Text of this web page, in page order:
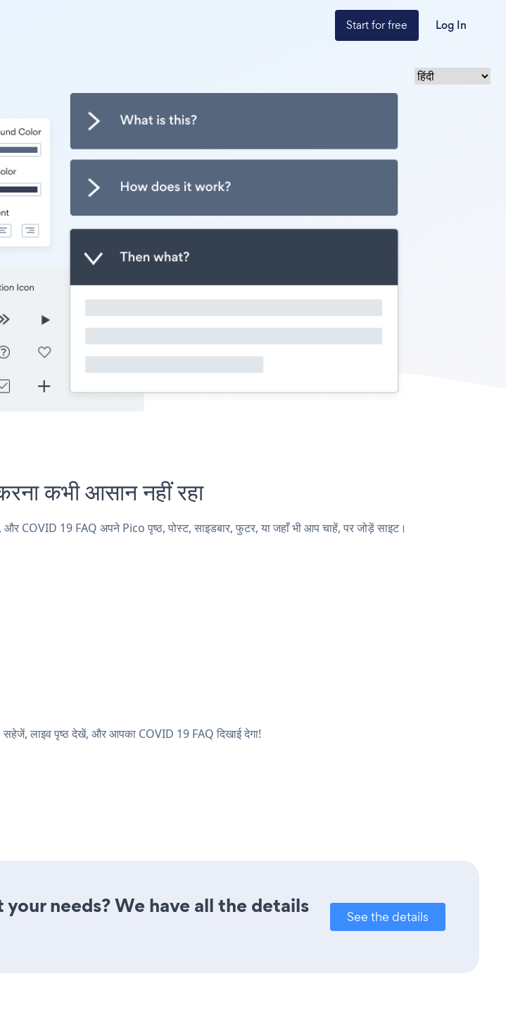
Start for free Log In
कभी आसान नहीं रहा
COVID 19 FAQ अपने Pico पृष्ठ, पोस्ट, साइडबार, फुटर, या जहाँ भी आप चाहें, पर जोड़ें साइट।
लाइव पृष्ठ देखें, और आपका COVID 19 FAQ दिखाई देगा!
needs? We have all the details
See the details